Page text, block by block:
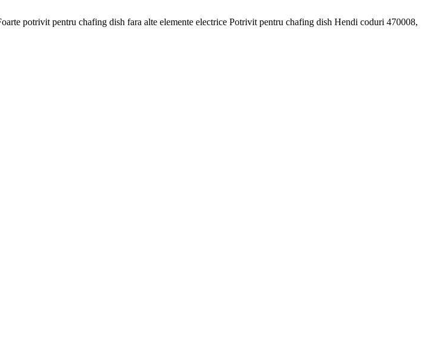
potrivit pentru chafing dish fara alte elemente electrice Potrivit pentru chafing dish Hendi coduri 470008,